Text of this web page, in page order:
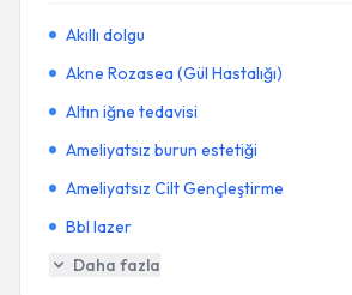
Akıllı dolgu
Akne Rozasea (Gül Hastalığı)
Altın iğne tedavisi
Ameliyatsız burun estetiği
Ameliyatsız Cilt Gençleştirme
Bbl lazer
Daha fazla